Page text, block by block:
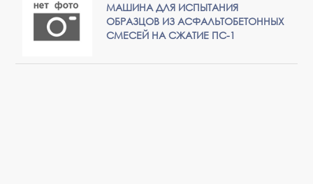
МАШИНА ДЛЯ ИСПЫТАНИЯ
ОБРАЗЦОВ ИЗ АСФАЛЬТОБЕТОННЫХ
СМЕСЕЙ НА СЖАТИЕ ПС-1